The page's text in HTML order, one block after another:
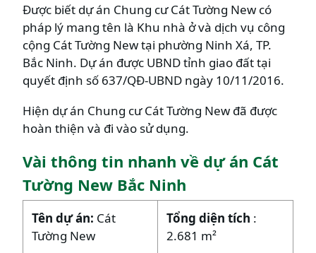
Được biết dự án Chung cư Cát Tường New có
pháp lý mang tên là Khu nhà ở và dịch vụ công
cộng Cát Tường New tại phường Ninh Xá, TP.
Bắc Ninh. Dự án được UBND tỉnh giao đất tại
quyết định số 637/QĐ-UBND ngày 10/11/2016.
Hiện dự án Chung cư Cát Tường New đã được
hoàn thiện và đi vào sử dụng.
Vài thông tin nhanh về dự án Cát
Tường New Bắc Ninh
Tên dự án: Cát
Tường New
Tổng diện tích :
2.681 m²